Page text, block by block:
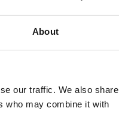
About
our traffic. We also share
who may combine it with
og
også altid
hjælpe dig